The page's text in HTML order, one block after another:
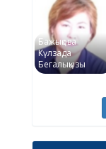
Бажықова
Күлзада
Бегалықызы